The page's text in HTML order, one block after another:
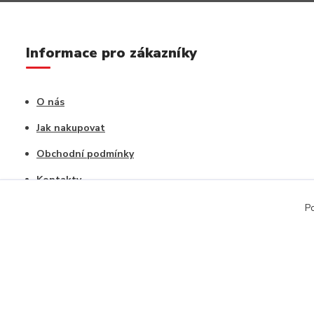
Informace pro zákazníky
O nás
Jak nakupovat
Obchodní podmínky
Kontakty